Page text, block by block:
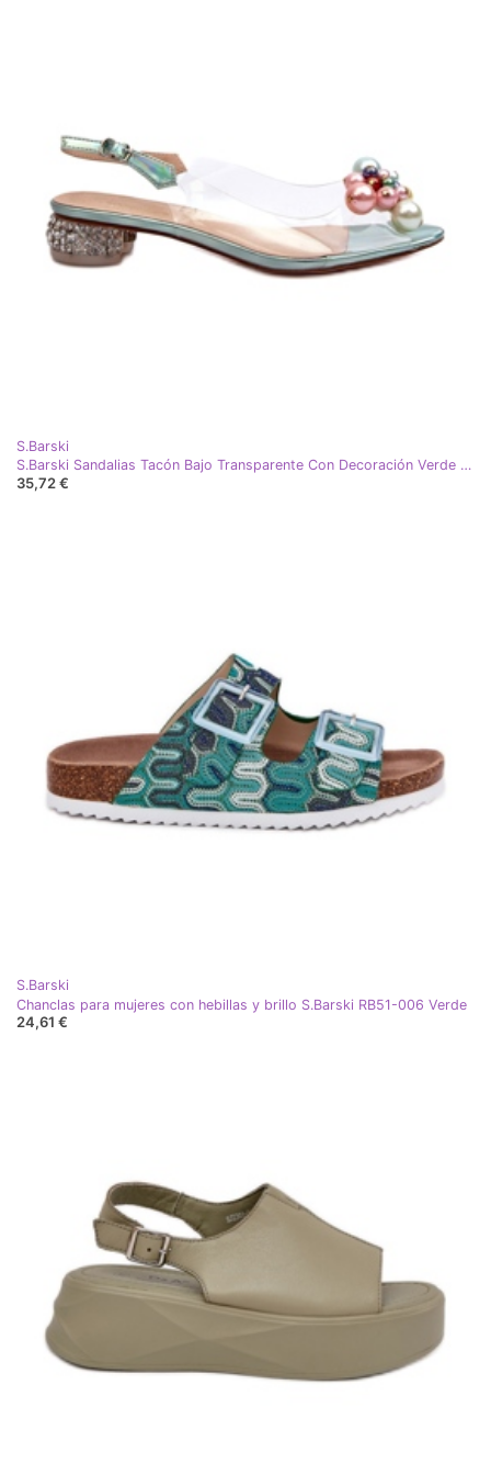
S.Barski
S.Barski Sandalias Tacón Bajo Transparente Con Decoración Verde D&amp;A MR38-368
35,72 €
S.Barski
Chanclas para mujeres con hebillas y brillo S.Barski RB51-006 Verde
24,61 €